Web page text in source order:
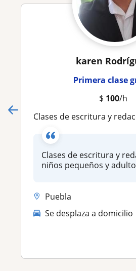
karen
Primera clase
$ 100/h
Clases de escritura y redacción para niños
Clases de escritura y
niños pequeños y
Puebla
Se desplaza a domicilio